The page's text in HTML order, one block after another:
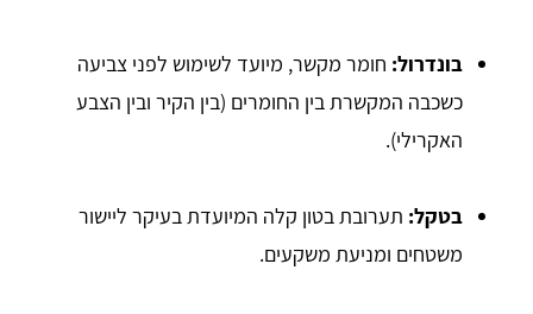
בונדרול: חומר מקשר, מיועד לשימוש לפני צביעה
כשכבה המקשרת בין החומרים (בין הקיר ובין הצבע
האקרילי).
בטקל: תערובת בטון קלה המיועדת בעיקר ליישור
משטחים ומניעת משקעים.